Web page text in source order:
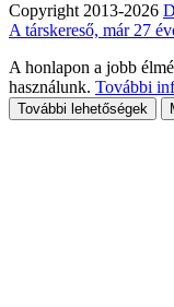
Copyright 2013-2026
A társkereső, már 27
A honlapon a jobb
használunk. További
További lehetőségek